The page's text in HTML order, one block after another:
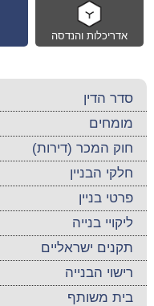
אדריכלות והנדסה
סדר הדין
מומחים
חוק המכר (דירות)
חלקי הבניין
פרטי בניין
ליקויי בנייה
תקנים ישראליים
רישוי הבנייה
בית משותף